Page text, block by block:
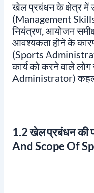
खेल प्रबंधन के क्षेत्र में
(Management
नियंत्रण, आयोजन
आवश्यकता होने के
(Sports
कार्य को करने वाले
Administrator)
1.2 खेल प्रबंधन की
And Scope Of